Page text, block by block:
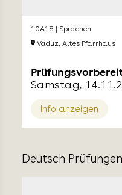
10A18 | Sprachen
Vaduz, Altes Pfarrhaus
Samstag,
Info anzeigen
Deutsch Prüfungen